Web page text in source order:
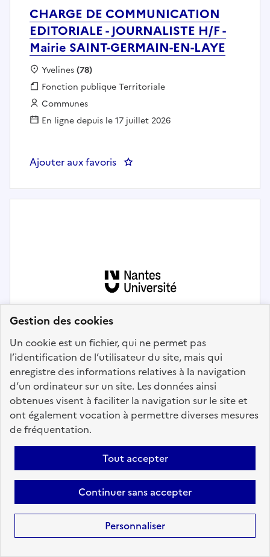
Gestion des cookies
Un cookie est un fichier, qui ne permet pas
l’identification de l’utilisateur du site, mais qui
enregistre des informations relatives à la navigation
d’un ordinateur sur un site. Les données ainsi
obtenues visent à faciliter la navigation sur le site et
ont également vocation à permettre diverses mesures
de fréquentation.
Tout accepter
Continuer sans accepter
Personnaliser
CHARGE DE COMMUNICATION
EDITORIALE - JOURNALISTE H/F -
Mairie SAINT-GERMAIN-EN-LAYE
Localisation :
Yvelines(78)
Fonction publique :
Fonction publique Territoriale
Employeur :
Communes
En ligne depuis le 17 juillet 2026
Ajouter aux favoris : CHARGE DE
Chargé.e de communication
Communication
Localisation :
Loire Atlantique(44)
Fonction publique :
Fonction publique de l'État
Employeur :
Nantes Université
En ligne depuis le 16 juillet 2026
Ajouter aux favoris: Chargé.e de communication